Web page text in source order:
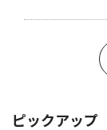
ピックアップ